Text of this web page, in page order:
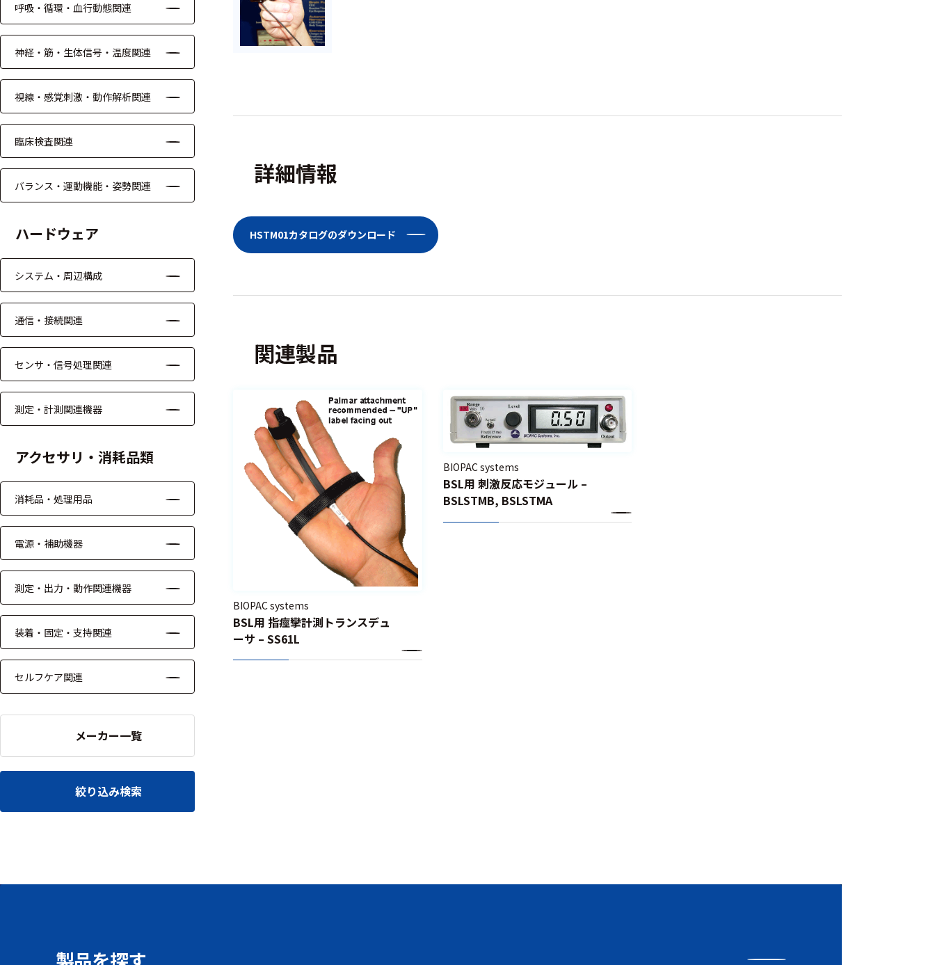
アイトラ
ッキング
プローブ
計測機器
選
し
件
を
リ
ア
る
698
製
を
表
る
呼吸・循環・血行動態関連
神経・筋・生体信号・温度関連
視線・感覚刺激・動作解析関連
臨床検査関連
バランス・運動機能・姿勢関連
ハードウェア
システム・周辺構成
通信・接続関連
センサ・信号処理関連
測定・計測関連機器
アクセサリ・消耗品類
消耗品・処理用品
電源・補助機器
測定・出力・動作関連機器
装着・固定・支持関連
セルフケア関連
メーカー一覧
絞り込み検索
詳細情報
HSTM01カタログのダウンロード
関連製品
BIOPAC systems
BSL用 指痙攣計測トランスデュ
ーサ – SS61L
BIOPAC systems
BSL用 刺激反応モジュール –
BSLSTMB, BSLSTMA
製品を探す